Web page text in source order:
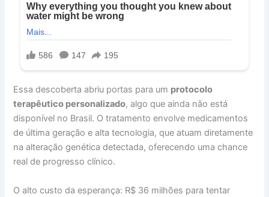
Essa descoberta abriu portas para um protocolo
terapêutico personalizado, algo que ainda não está
disponível no Brasil. O tratamento envolve medicamentos
de última geração e alta tecnologia, que atuam diretamente
na alteração genética detectada, oferecendo uma chance
real de progresso clínico.
O alto custo da esperança: R$ 36 milhões para tentar